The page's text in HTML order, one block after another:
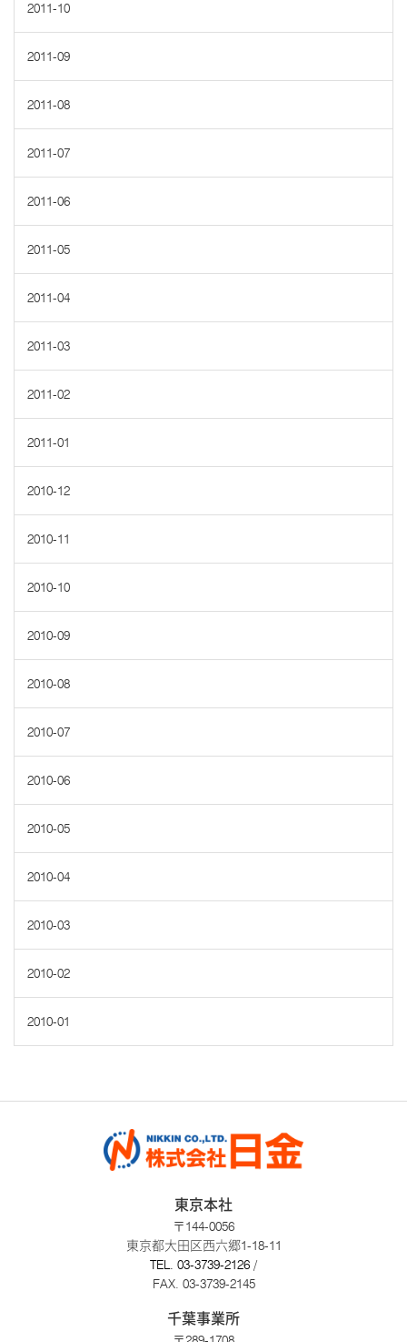
2011-10
2011-09
2011-08
2011-07
2011-06
2011-05
2011-04
2011-03
2011-02
2011-01
2010-12
2010-11
2010-10
2010-09
2010-08
2010-07
2010-06
2010-05
2010-04
2010-03
2010-02
2010-01
東京本社
〒144-0056
東京都大田区西六郷1-18-11
TEL. 03-3739-2126 /
FAX. 03-3739-2145
千葉事業所